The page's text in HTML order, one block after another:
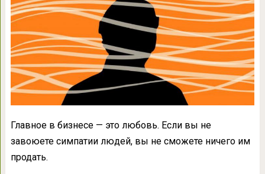
Главное в бизнесе — это любовь. Если вы не
завоюете симпатии людей, вы не сможете ничего им
продать.